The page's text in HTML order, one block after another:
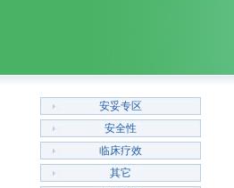
安妥专区
安全性
临床疗效
其它